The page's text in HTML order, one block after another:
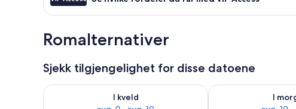
Romalternativer
Sjekk tilgjengelighet for disse datoene
I kveld
Sjekk tilgjengelighet for i kveld, aug. 9 - aug. 10
I
Sjekk tilgjengelighet